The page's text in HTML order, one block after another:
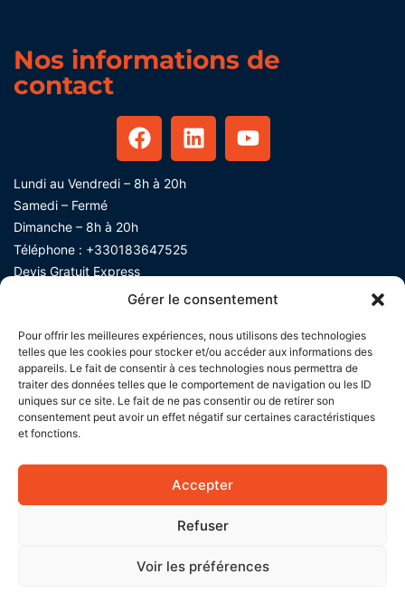
Gérer le consentement
Pour offrir les meilleures expériences, nous utilisons des technologies
telles que les cookies pour stocker et/ou accéder aux informations des
appareils. Le fait de consentir à ces technologies nous permettra de
traiter des données telles que le comportement de navigation ou les ID
uniques sur ce site. Le fait de ne pas consentir ou de retirer son
consentement peut avoir un effet négatif sur certaines caractéristiques
et fonctions.
Accepter
Refuser
Voir les préférences
Nos informations de
contact
Lundi au Vendredi – 8h à 20h
Samedi – Fermé
Dimanche – 8h à 20h
Téléphone : +330183647525
Devis Gratuit Express​